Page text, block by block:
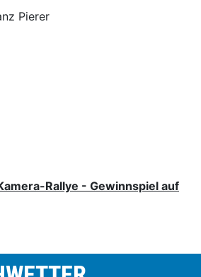
Pierer
Rallye - Gewinnspiel auf